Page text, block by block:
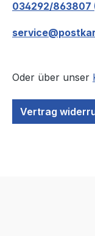
034292/863807
Oder über unser
Vertrag